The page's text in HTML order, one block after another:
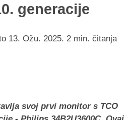
generacije
13. Ožu. 2025. 2 min. čitanja
svoj prvi monitor s TCO